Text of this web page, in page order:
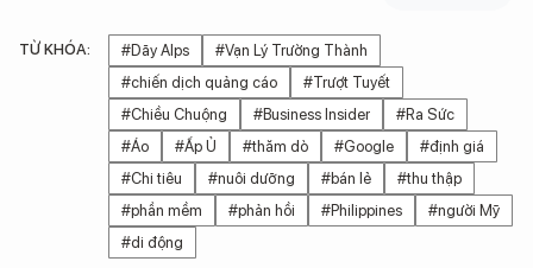
TỪ KHÓA: #Dãy Alps
#Vạn Lý Trường Thành
#chiến dịch quảng cáo
#Trượt Tuyết
#Chiều Chuộng
#Business Insider
#Ra Sức
#Áo
#Ấp Ủ #thăm dò #Google
#định giá
#Chi tiêu
#nuôi dưỡng #bán lẻ
#thu thập
#phần mềm
#phản hồi #Philippines
#người Mỹ
#di động